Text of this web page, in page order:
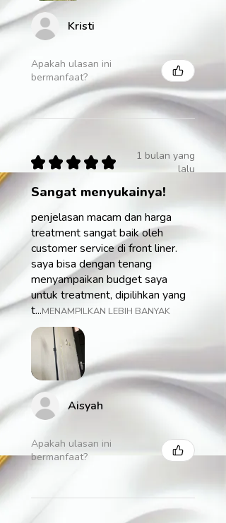
Kristi
Apakah ulasan ini
bermanfaat?
★ ★ ★ ★ ★
1 bulan yang
lalu
Sangat menyukainya!
penjelasan macam dan harga
treatment sangat baik oleh
customer service di front liner.
saya bisa dengan tenang
menyampaikan budget saya
untuk treatment, dipilihkan yang
t...MENAMPILKAN LEBIH BANYAK
Aisyah
Apakah ulasan ini
bermanfaat?